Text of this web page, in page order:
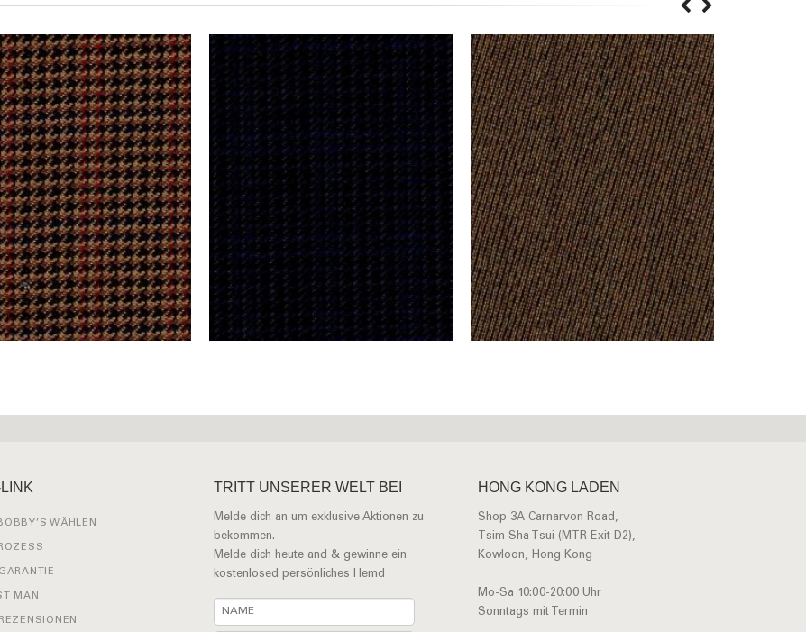
WÄHLEN
MAN
TRITT UNSERER WELT BEI
Melde dich an um exklusive Aktionen zu
bekommen.
Melde dich heute and & gewinne ein
kostenlosed persönliches Hemd
HONG KONG LADEN
Shop 3A Carnarvon Road,
Tsim Sha Tsui (MTR Exit D2),
Kowloon, Hong Kong
Mo-Sa 10:00-20:00 Uhr
Sonntags mit Termin